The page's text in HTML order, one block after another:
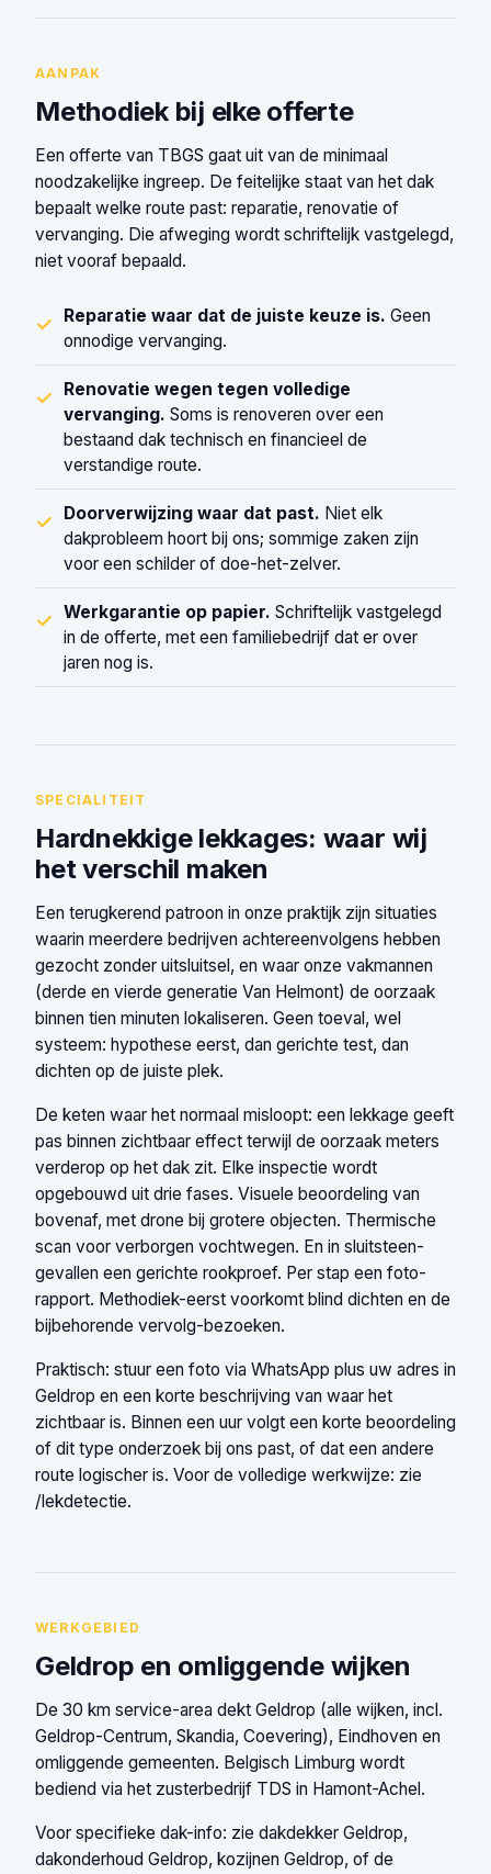
AANPAK
Methodiek bij elke offerte
Een offerte van TBGS gaat uit van de minimaal
noodzakelijke ingreep. De feitelijke staat van het dak
bepaalt welke route past: reparatie, renovatie of
vervanging. Die afweging wordt schriftelijk vastgelegd,
niet vooraf bepaald.
✓ Reparatie waar dat de juiste keuze is. Geen
onnodige vervanging.
✓
Renovatie wegen tegen volledige
vervanging. Soms is renoveren over een
bestaand dak technisch en financieel de
verstandige route.
✓ Doorverwijzing waar dat past. Niet elk
dakprobleem hoort bij ons; sommige zaken zijn
voor een schilder of doe-het-zelver.
✓ Werkgarantie op papier. Schriftelijk vastgelegd
in de offerte, met een familiebedrijf dat er over
jaren nog is.
SPECIALITEIT
Hardnekkige lekkages: waar wij
het verschil maken
Een terugkerend patroon in onze praktijk zijn situaties
waarin meerdere bedrijven achtereenvolgens hebben
gezocht zonder uitsluitsel, en waar onze vakmannen
(derde en vierde generatie Van Helmont) de oorzaak
binnen tien minuten lokaliseren. Geen toeval, wel
systeem: hypothese eerst, dan gerichte test, dan
dichten op de juiste plek.
De keten waar het normaal misloopt: een lekkage geeft
pas binnen zichtbaar effect terwijl de oorzaak meters
verderop op het dak zit. Elke inspectie wordt
opgebouwd uit drie fases. Visuele beoordeling van
bovenaf, met drone bij grotere objecten. Thermische
scan voor verborgen vochtwegen. En in sluitsteen-
gevallen een gerichte rookproef. Per stap een foto-
rapport. Methodiek-eerst voorkomt blind dichten en de
bijbehorende vervolg-bezoeken.
Praktisch: stuur een foto via WhatsApp plus uw adres in
Geldrop en een korte beschrijving van waar het
zichtbaar is. Binnen een uur volgt een korte beoordeling
of dit type onderzoek bij ons past, of dat een andere
route logischer is. Voor de volledige werkwijze: zie
/lekdetectie.
WERKGEBIED
Geldrop en omliggende wijken
De 30 km service-area dekt Geldrop (alle wijken, incl.
Geldrop-Centrum, Skandia, Coevering), Eindhoven en
omliggende gemeenten. Belgisch Limburg wordt
bediend via het zusterbedrijf TDS in Hamont-Achel.
Voor specifieke dak-info: zie dakdekker Geldrop,
dakonderhoud Geldrop, kozijnen Geldrop, of de